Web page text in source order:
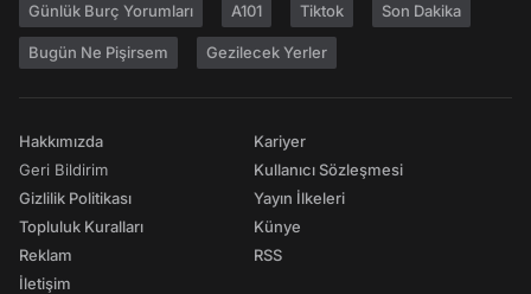
Günlük Burç Yorumları A101 Tiktok Son Dakika
Bugün Ne Pişirsem Gezilecek Yerler
Hakkımızda
Geri Bildirim
Gizlilik Politikası
Topluluk Kuralları
Reklam
İletişim
Kariyer
Kullanıcı Sözleşmesi
Yayın İlkeleri
Künye
RSS